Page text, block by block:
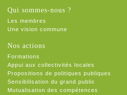
Qui sommes-nous ?
Les membres
Une vision commune
Nos actions
Formations
Appui aux collectivités locales
Propositions de politiques publiques
Sensibilisation du grand public
Mutualisation des compétences